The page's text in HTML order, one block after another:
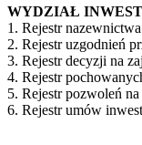
WYDZIAŁ
1. Rejestr
2. Rejestr uzgodnień
3. Rejestr decyzji na
4. Rejestr
5. Rejestr pozwoleń
6. Rejestr umów